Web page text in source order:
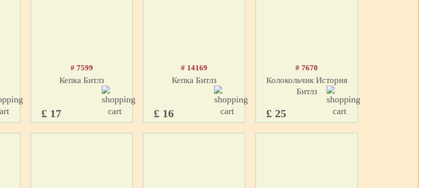
# 7599
Кепка Битлз
£ 17
# 14169
Кепка Битлз
£ 16
# 7670
Колокольчик История
Битлз
£ 25